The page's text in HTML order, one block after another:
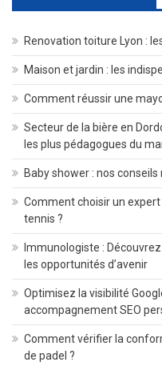
Renovation toiture Lyon :
Maison et jardin : les
Comment réussir une
Secteur de la bière en
les plus pédagogues du
Baby shower : nos
Comment choisir un
tennis ?
Immunologiste :
les opportunités d’avenir
Optimisez la visibilité
accompagnement SEO
Comment vérifier la
de padel ?